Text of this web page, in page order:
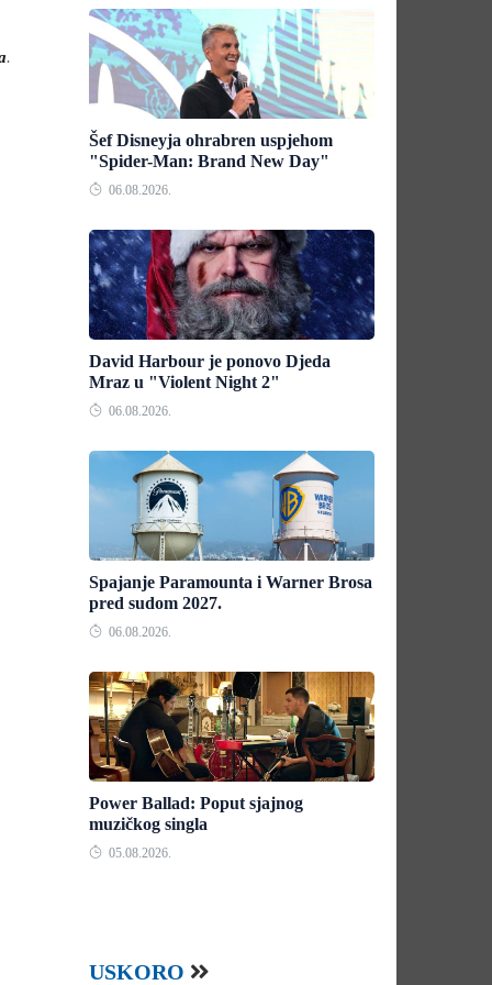
.
Šef Disneyja ohrabren uspjehom
"Spider-Man: Brand New Day"
06.08.2026.
David Harbour je ponovo Djeda
Mraz u "Violent Night 2"
06.08.2026.
Spajanje Paramounta i Warner Brosa
pred sudom 2027.
06.08.2026.
Power Ballad: Poput sjajnog
muzičkog singla
05.08.2026.
USKORO